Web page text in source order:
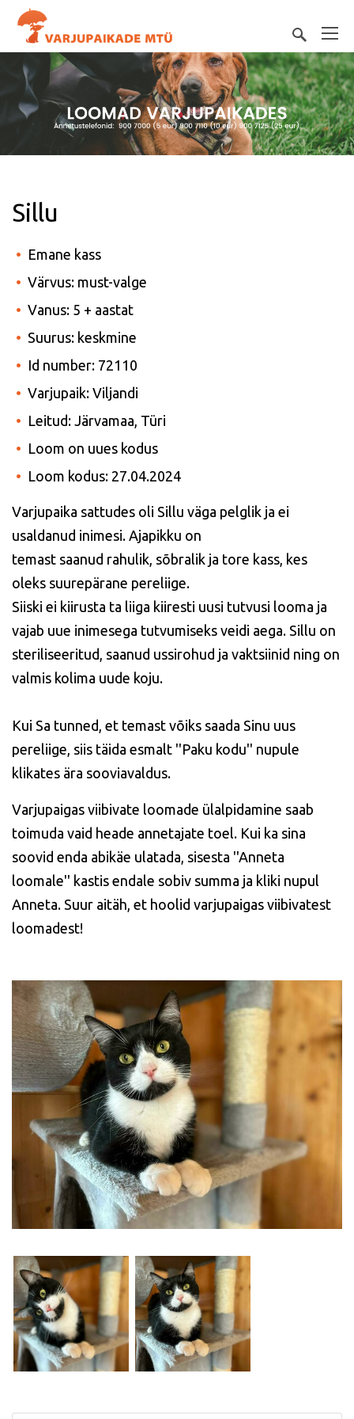
Sillu
Emane kass
Värvus: must-valge
Vanus: 5 + aastat
Suurus: keskmine
Id number: 72110
Varjupaik: Viljandi
Leitud: Järvamaa, Türi
Loom on uues kodus
Loom kodus: 27.04.2024
Varjupaika sattudes oli Sillu väga pelglik ja ei
usaldanud inimesi. Ajapikku on
temast saanud rahulik, sõbralik ja tore kass, kes
oleks suurepärane pereliige.
Siiski ei kiirusta ta liiga kiiresti uusi tutvusi looma ja
vajab uue inimesega tutvumiseks veidi aega. Sillu on
steriliseeritud, saanud ussirohud ja vaktsiinid ning on
valmis kolima uude koju.
Kui Sa tunned, et temast võiks saada Sinu uus
pereliige, siis täida esmalt ''Paku kodu'' nupule
klikates ära sooviavaldus.
Varjupaigas viibivate loomade ülalpidamine saab
toimuda vaid heade annetajate toel. Kui ka sina
soovid enda abikäe ulatada, sisesta ''Anneta
loomale'' kastis endale sobiv summa ja kliki nupul
Anneta. Suur aitäh, et hoolid varjupaigas viibivatest
loomadest!